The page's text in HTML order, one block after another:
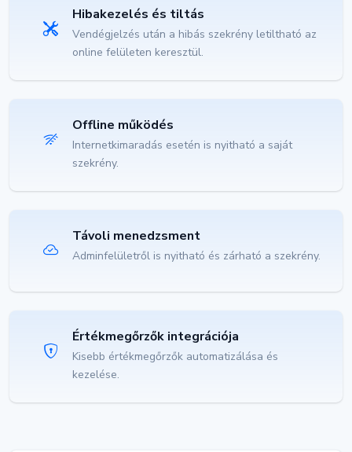
Hibakezelés és tiltás
Vendégjelzés után a hibás szekrény letiltható az
online felületen keresztül.
Offline működés
Internetkimaradás esetén is nyitható a saját
szekrény.
Távoli menedzsment
Adminfelületről is nyitható és zárható a szekrény.
Értékmegőrzők integrációja
Kisebb értékmegőrzők automatizálása és
kezelése.